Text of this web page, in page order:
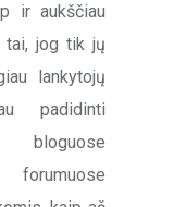
ir aukščiau
tai, jog tik jų
lankytojų
padidinti
bloguose